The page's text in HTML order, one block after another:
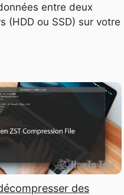
entre deux
(HDD ou SSD) sur votre
des